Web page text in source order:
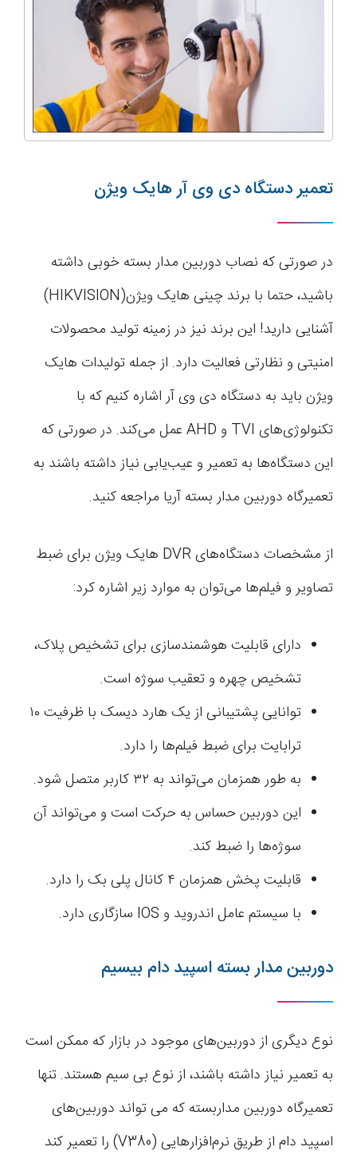
تعمیر دستگاه دی وی آر هایک ویژن
در صورتی که نصاب دوربین مدار بسته خوبی داشته
باشید، حتما با برند چینی هایک ویژن(HIKVISION)
آشنایی دارید! این برند نیز در زمینه تولید محصولات
امنیتی و نظارتی فعالیت دارد. از جمله تولیدات هایک
ویژن باید به دستگاه دی وی آر اشاره کنیم که با
تکنولوژی‌های TVI و AHD عمل می‌کند. در صورتی که
این دستگاه‌ها به تعمیر و عیب‌یابی نیاز داشته باشند به
تعمیرگاه دوربین مدار بسته آریا مراجعه کنید.
از مشخصات دستگاه‌های DVR هایک ویژن برای ضبط
تصاویر و فیلم‌ها می‌توان به موارد زیر اشاره کرد:
دارای قابلیت هوشمندسازی برای تشخیص پلاک،
تشخیص چهره و تعقیب سوژه است.
توانایی پشتیبانی از یک هارد دیسک با ظرفیت ۱۰
ترابایت برای ضبط فیلم‌ها را دارد.
به طور همزمان می‌تواند به ۳۲ کاربر متصل شود.
این دوربین حساس به حرکت است و می‌تواند آن
سوژه‌ها را ضبط کند.
قابلیت پخش همزمان ۴ کانال پلی بک را دارد.
با سیستم عامل اندروید و IOS سازگاری دارد.
دوربین مدار بسته اسپید دام بیسیم
نوع دیگری از دوربین‌های موجود در بازار که ممکن است
به تعمیر نیاز داشته باشند، از نوع بی سیم هستند. تنها
تعمیرگاه دوربین مداربسته که می تواند دوربین‌های
اسپید دام از طریق نرم‌افزارهایی (V380) را تعمیر کند